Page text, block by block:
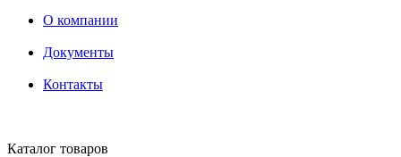
О компании
Документы
Контакты
Каталог товаров